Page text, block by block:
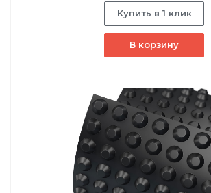
Купить в 1 клик
В корзину